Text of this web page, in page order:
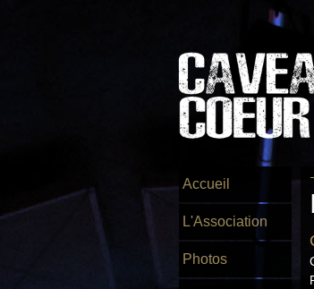
Accueil
L'Association
Photos